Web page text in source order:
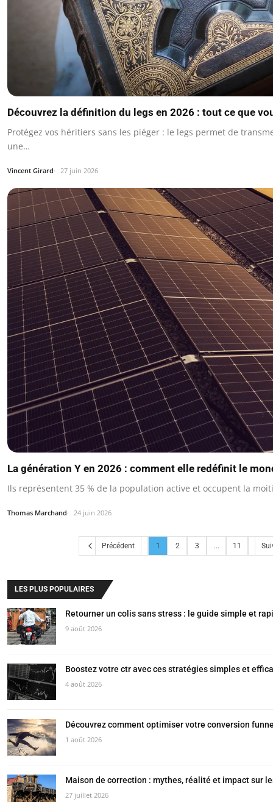
Découvrez la définition du legs en 2026 : tout ce que
Protégez vos héritiers sans les piéger : le legs permet de
une…
Vincent Girard 27 juin 2026
La génération Y en 2026 : comment elle redéfinit le
Ils représentent 35 % de la population active et occupent la
Thomas Marchand 24 juin 2026
Précédent 1 2 3 ... 11
LES PLUS POPULAIRES
Retourner un colis sans stress : le guide simple et
9 août 2026
Boostez votre ctr avec ces stratégies simples et
4 août 2026
Découvrez comment optimiser votre conversion
1 août 2026
Maison de correction : mythes, réalité et impact sur
27 juillet 2026